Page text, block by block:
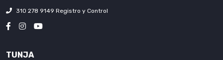
310 278 9149 Registro y Control
TUNJA